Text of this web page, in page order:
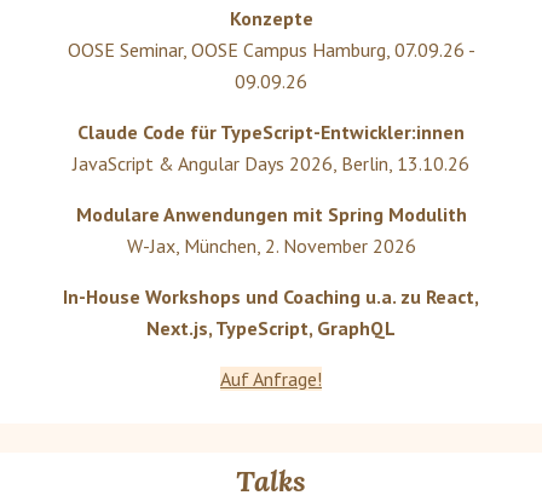
Konzepte
OOSE Seminar, OOSE Campus Hamburg 07.09.26 -
09.09.26
Claude Code für TypeScript-Entwickler:innen
JavaScript & Angular Days 2026 Berlin 13.10.26
Modulare Anwendungen mit Spring Modulith
W-Jax, München 2. November 2026
In-House Workshops und Coaching u.a. zu React,
Next.js, TypeScript, GraphQL
Auf Anfrage!
Talks